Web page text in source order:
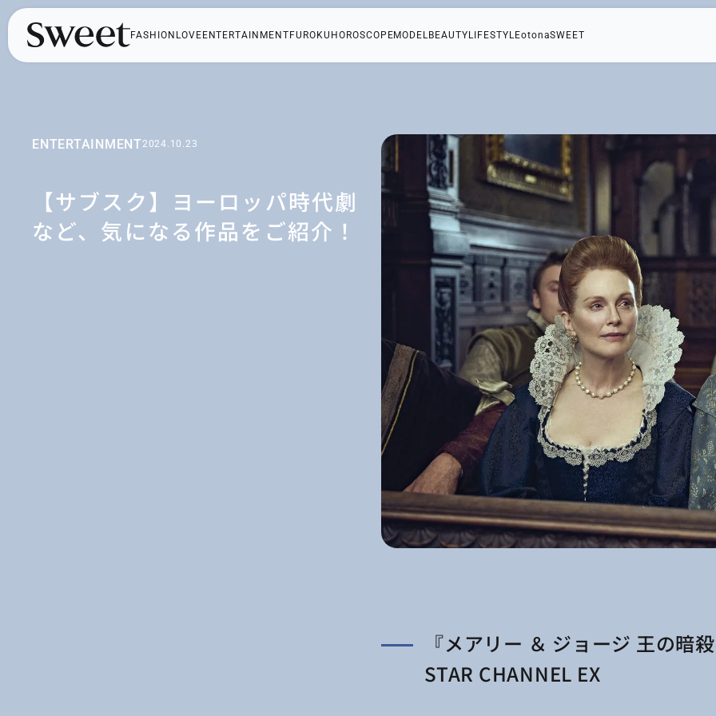
FASHION LOVE ENTERTAINMENT FUROKU HOROSCOPEMODELBEAUTY LIFESTYLEotonaSWEET
ENTERTAINMENT2024.10.23
【サブスク】ヨーロッパ時代劇
など、気になる作品をご紹介！
『メアリー ＆ ジョージ 王の暗
STAR CHANNEL EX